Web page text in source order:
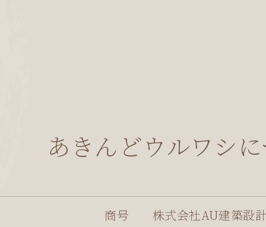
赤外線建物診断
証明書発行業務
あきんどウルワシ
商号 株式会社AU建築設